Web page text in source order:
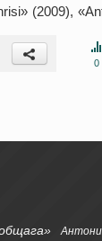
(2009),
0